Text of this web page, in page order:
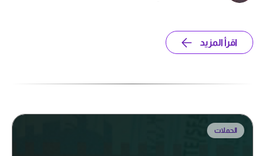
اقرأ المزيد
الحملات